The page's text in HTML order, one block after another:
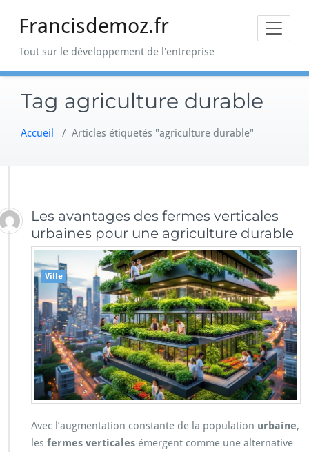
Francisdemoz.fr
Tout sur le développement de l'entreprise
Tag agriculture durable
Accueil / Articles étiquetés "agriculture durable"
Les avantages des fermes verticales
urbaines pour une agriculture durable
Ville
Avec l’augmentation constante de la population urbaine,
les fermes verticales émergent comme une alternative